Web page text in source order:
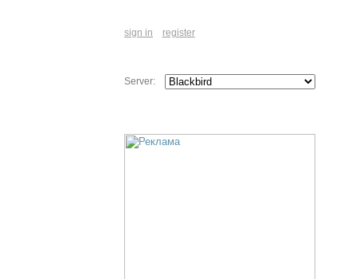
sign in register
Server: